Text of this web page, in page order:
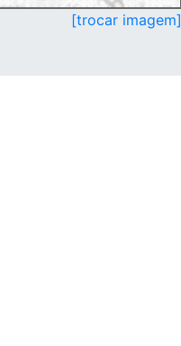
[trocar imagem]